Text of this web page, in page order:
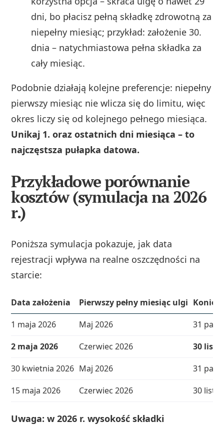
dni, bo płacisz pełną składkę zdrowotną za
niepełny miesiąc; przykład: założenie 30.
dnia – natychmiastowa pełna składka za
cały miesiąc.
Podobnie działają kolejne preferencje: niepełny
pierwszy miesiąc nie wlicza się do limitu, więc
okres liczy się od kolejnego pełnego miesiąca.
Unikaj 1. oraz ostatnich dni miesiąca – to
najczęstsza pułapka datowa.
Przykładowe porównanie
kosztów (symulacja na 2026
r.)
Poniższa symulacja pokazuje, jak data
rejestracji wpływa na realne oszczędności na
starcie:
Data założenia Pierwszy pełny miesiąc ulgi Koniec
1 maja 2026
Maj 2026
31
2 maja 2026
Czerwiec 2026
30
30 kwietnia 2026 Maj 2026
31
15 maja 2026
Czerwiec 2026 30
Uwaga: w 2026 r. wysokość składki